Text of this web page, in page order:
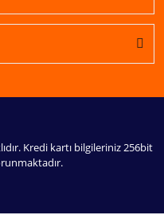
Kredi kartı bilgileriniz 256bit